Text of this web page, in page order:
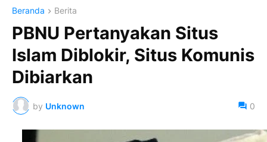
Beranda Berita
PBNU Pertanyakan Situs
Islam Diblokir, Situs Komunis
Dibiarkan
by Unknown 0